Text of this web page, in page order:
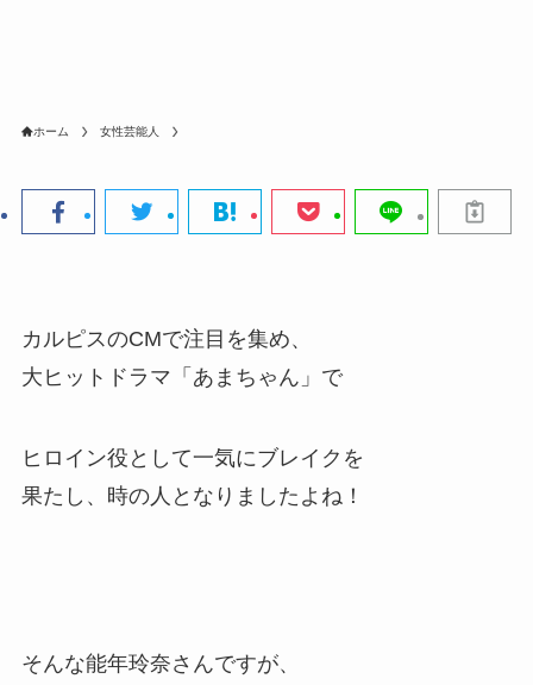
ホーム 女性芸能人
カルピスのCMで注目を集め、
大ヒットドラマ「あまちゃん」で
ヒロイン役として一気にブレイクを
果たし、時の人となりましたよね！
そんな能年玲奈さんですが、